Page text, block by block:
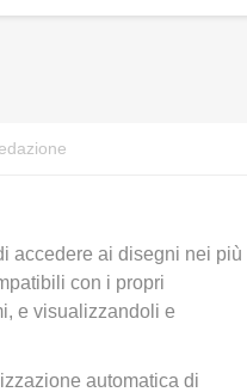
accedere ai disegni nei più
con i propri
e visualizzandoli e
automatica di